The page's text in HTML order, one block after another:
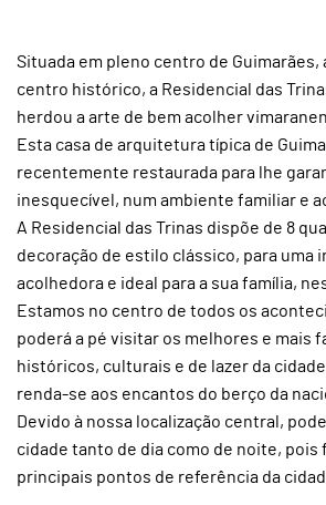
Situada em pleno centro de Guimarães,
centro histórico, a Residencial das
herdou a arte de bem acolher
Esta casa de arquitetura típica de
recentemente restaurada para lhe
inesquecível, num ambiente familiar e
A Residencial das Trinas dispõe de 8
decoração de estilo clássico, para uma
acolhedora e ideal para a sua família,
Estamos no centro de todos os
poderá a pé visitar os melhores e mais
históricos, culturais e de lazer da
renda-se aos encantos do berço da
Devido à nossa localização central,
cidade tanto de dia como de noite, pois
principais pontos de referência da